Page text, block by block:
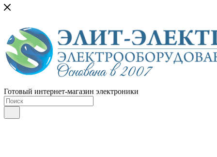
Готовый интернет-магазин электроники